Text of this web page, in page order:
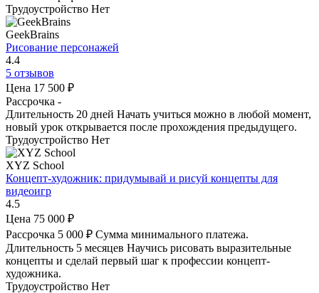
Трудоустройство Нет
GeekBrains
Рисование персонажей
4.4
5 отзывов
Цена 17 500 ₽
Рассрочка -
Длительность 20 дней Начать учиться можно в любой момент,
новый урок открывается после прохождения предыдущего.
Трудоустройство Нет
XYZ School
Концепт-художник: придумывай и рисуй концепты для
видеоигр
4.5
Цена 75 000 ₽
Рассрочка 5 000 ₽ Сумма минимального платежа.
Длительность 5 месяцев Научись рисовать выразительные
концепты и сделай первый шаг к профессии концепт-
художника.
Трудоустройство Нет